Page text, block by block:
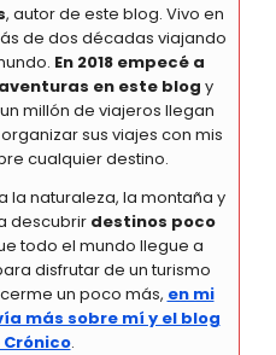
, autor de este blog. Vivo en
de dos décadas viajando
En 2018 empecé a
en este blog y
millón de viajeros llegan
sus viajes con mis
cualquier destino.
la naturaleza, la montaña y
descubrir destinos poco
todo el mundo llegue a
disfrutar de un turismo
un poco más, en mi
más sobre mí y el blog
.